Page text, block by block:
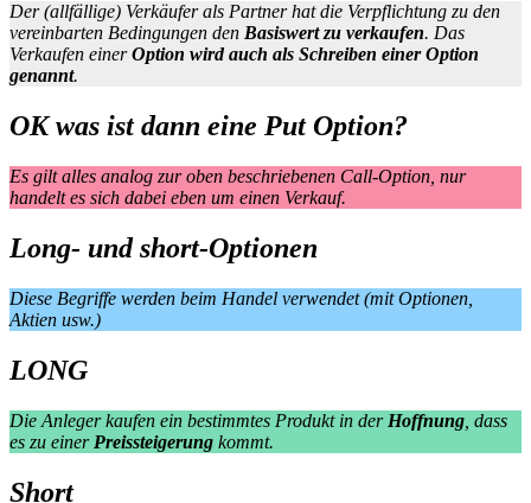
Der (allfällige) Verkäufer als Partner hat die Verpflichtung zu den
vereinbarten Bedingungen den Basiswert zu verkaufen. Das
Verkaufen einerOption wird auch als Schreiben einer Option
genannt.
OK was ist dann eine Put Option?
Es gilt alles analog zur oben beschriebenen Call-Option, nur
handelt es sich dabei eben um einen Verkauf.
Long- und short-Optionen
Diese Begriffe werden beim Handel verwendet (mit Optionen,
Aktien usw.)
LONG
Die Anleger kaufen ein bestimmtes Produkt in derHoffnung , dass
es zu einer Preissteigerung kommt.
Short